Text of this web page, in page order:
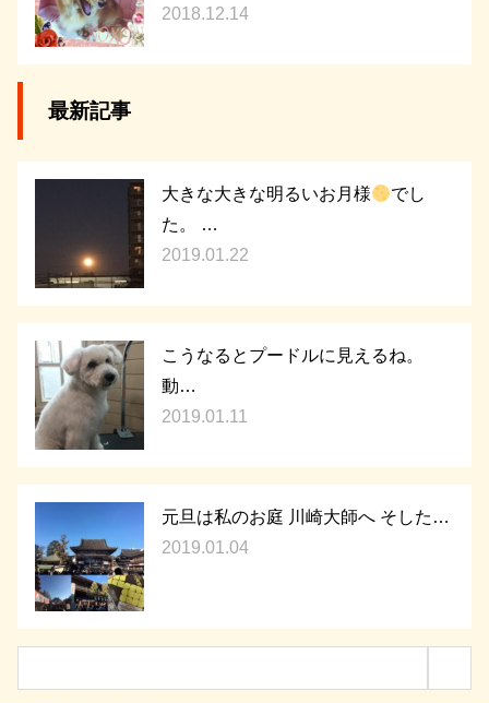
2018.12.14
最新記事
大きな大きな明るいお月様
でし
た。 …
2019.01.22
こうなるとプードルに見えるね。
動…
2019.01.11
元旦は私のお庭 川崎大師へ そした…
2019.01.04